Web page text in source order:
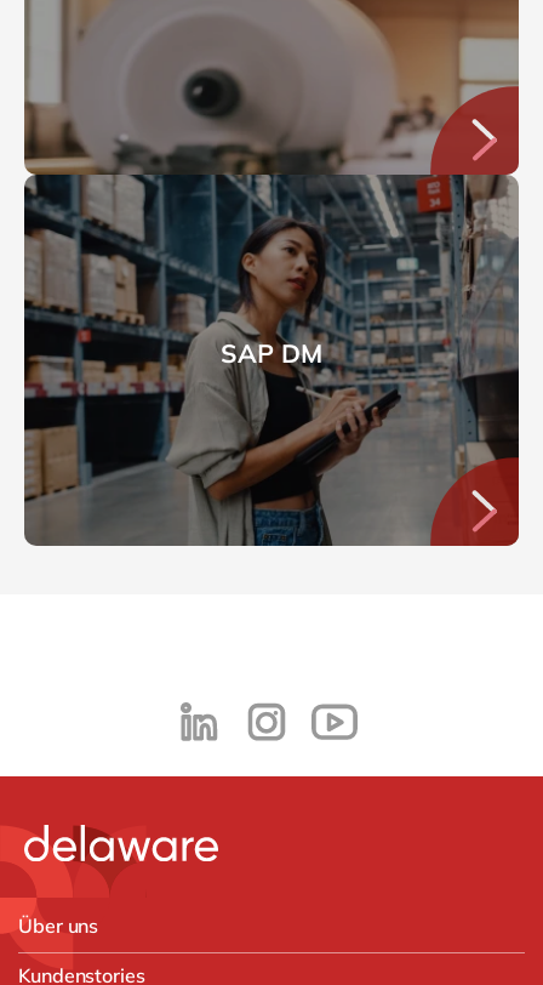
SAP DM
Über uns
Kundenstories